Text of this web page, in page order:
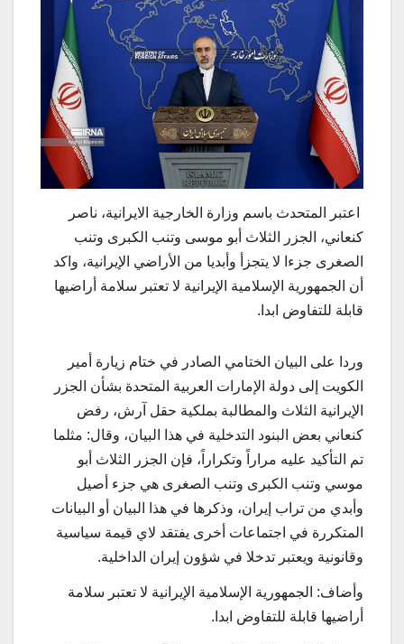
اعتبر المتحدث باسم وزارة الخارجية الايرانية، ناصر
كنعاني، الجزر الثلاث أبو موسى وتنب الكبرى وتنب
الصغرى جزءا لا يتجزأ وأبديا من الأراضي الإيرانية، واكد
أن الجمهورية الإسلامية الإيرانية لا تعتبر سلامة أراضيها
قابلة للتفاوض ابدا.
وردا على البيان الختامي الصادر في ختام زيارة أمير
الكويت إلى دولة الإمارات العربية المتحدة بشأن الجزر
الإيرانية الثلاث والمطالبة بملكية حقل آرش، رفض
كنعاني بعض البنود التدخلية في هذا البيان، وقال: مثلما
تم التأكيد عليه مراراً وتكراراً، فإن الجزر الثلاث أبو
موسي وتنب الكبرى وتنب الصغرى هي جزء أصيل
وأبدي من تراب إيران، وذكرها في هذا البيان أو البيانات
المتكررة في اجتماعات أخرى يفتقد لاي قيمة سياسية
وقانونية ويعتبر تدخلا في شؤون إيران الداخلية.
وأضاف: الجمهورية الإسلامية الإيرانية لا تعتبر سلامة
أراضيها قابلة للتفاوض ابدا.